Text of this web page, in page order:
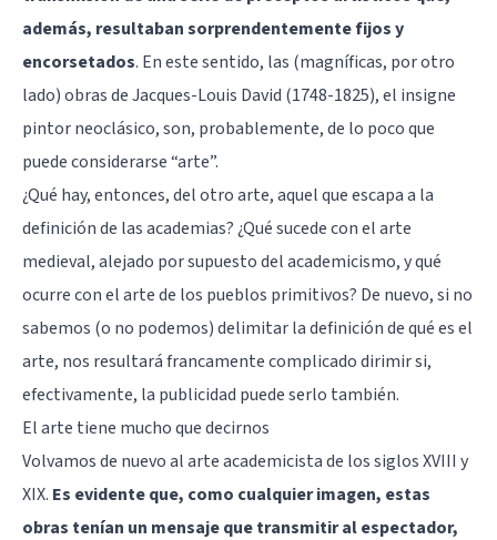
además, resultaban sorprendentemente fijos y
encorsetados. En este sentido, las (magníficas, por otro
lado) obras de Jacques-Louis David (1748-1825), el insigne
pintor neoclásico, son, probablemente, de lo poco que
puede considerarse “arte”.
¿Qué hay, entonces, del otro arte, aquel que escapa a la
definición de las academias? ¿Qué sucede con el arte
medieval, alejado por supuesto del academicismo, y qué
ocurre con el arte de los pueblos primitivos? De nuevo, si no
sabemos (o no podemos) delimitar la definición de qué es el
arte, nos resultará francamente complicado dirimir si,
efectivamente, la publicidad puede serlo también.
El arte tiene mucho que decirnos
Volvamos de nuevo al arte academicista de los siglos XVIII y
XIX. Es evidente que, como cualquier imagen, estas
obras tenían un mensaje que transmitir al espectador,